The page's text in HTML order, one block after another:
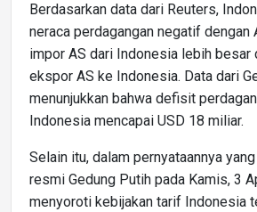
Berdasarkan data dari Reuters,
neraca perdagangan negatif dengan
impor AS dari Indonesia lebih besar
ekspor AS ke Indonesia. Data dari
menunjukkan bahwa defisit
Indonesia mencapai USD 18 miliar.
Selain itu, dalam pernyataannya
resmi Gedung Putih pada Kamis, 3
menyoroti kebijakan tarif Indonesia